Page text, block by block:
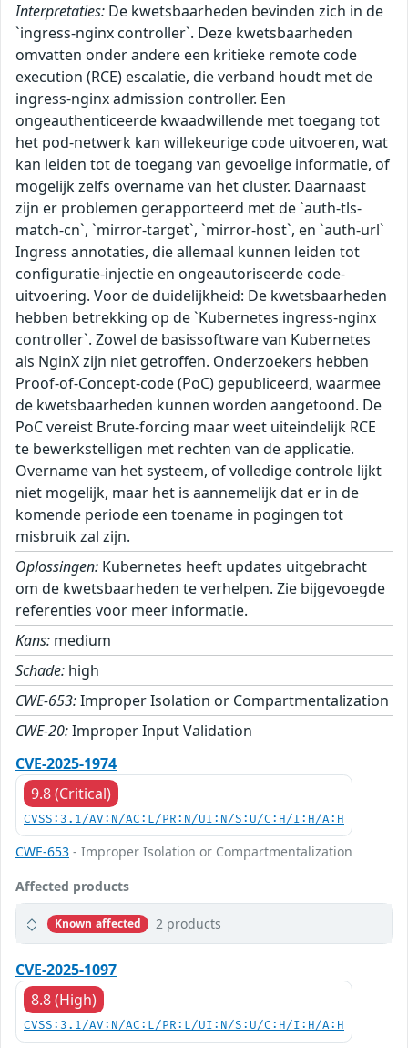
Interpretaties: De kwetsbaarheden bevinden zich in de
`ingress-nginx controller`. Deze kwetsbaarheden
omvatten onder andere een kritieke remote code
execution (RCE) escalatie, die verband houdt met de
ingress-nginx admission controller. Een
ongeauthenticeerde kwaadwillende met toegang tot
het pod-netwerk kan willekeurige code uitvoeren, wat
kan leiden tot de toegang van gevoelige informatie, of
mogelijk zelfs overname van het cluster. Daarnaast
zijn er problemen gerapporteerd met de `auth-tls-
match-cn`, `mirror-target`, `mirror-host`, en `auth-url`
Ingress annotaties, die allemaal kunnen leiden tot
configuratie-injectie en ongeautoriseerde code-
uitvoering. Voor de duidelijkheid: De kwetsbaarheden
hebben betrekking op de `Kubernetes ingress-nginx
controller`. Zowel de basissoftware van Kubernetes
als NginX zijn niet getroffen. Onderzoekers hebben
Proof-of-Concept-code (PoC) gepubliceerd, waarmee
de kwetsbaarheden kunnen worden aangetoond. De
PoC vereist Brute-forcing maar weet uiteindelijk RCE
te bewerkstelligen met rechten van de applicatie.
Overname van het systeem, of volledige controle lijkt
niet mogelijk, maar het is aannemelijk dat er in de
komende periode een toename in pogingen tot
misbruik zal zijn.
Oplossingen: Kubernetes heeft updates uitgebracht
om de kwetsbaarheden te verhelpen. Zie bijgevoegde
referenties voor meer informatie.
Kans: medium
Schade: high
CWE-653:Improper Isolation or Compartmentalization
CWE-20:Improper Input Validation
CVE-2025-1974
9.8 (Critical)
CVSS:3.1/AV:N/AC:L/PR:N/UI:N/S:U/C:H/I:H/A:H
CWE-653 - Improper Isolation or Compartmentalization
Affected products
Known affected 2 products
CVE-2025-1097
8.8 (High)
CVSS:3.1/AV:N/AC:L/PR:L/UI:N/S:U/C:H/I:H/A:H